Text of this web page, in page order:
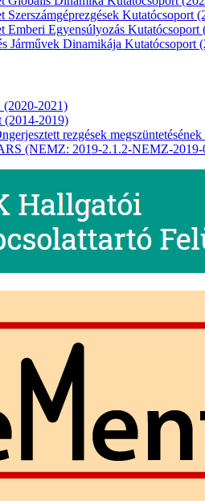
Kutatócsoport
Egyensúlyozás Kutatócsoport
Járművek Dinamikája Kutatócsoport
(2020-2021)
(2014-2019)
rezgések
(NEMZ: 2019-2.1.2-NEMZ-2019-